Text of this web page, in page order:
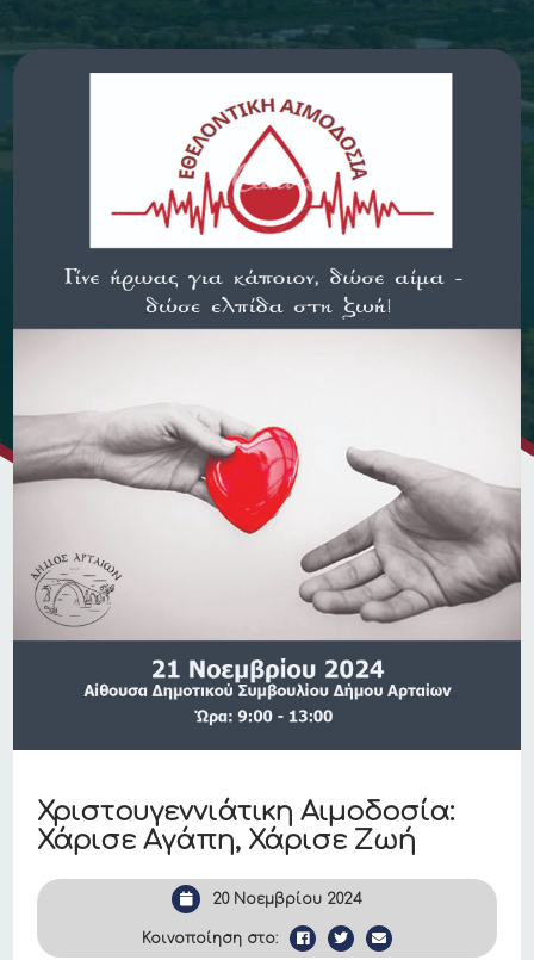
Χριστουγεννιάτικη Αιμοδοσία:
Χάρισε Αγάπη, Χάρισε Ζωή
20 Νοεμβρίου 2024
Κοινοποίηση στο: